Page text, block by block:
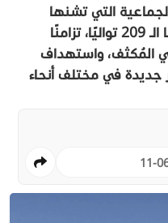
التي تشنها
"إسرائيل" على قطاع غزة يومها الـ 209 تواليًا، تزامنًا
المُكثف، واستهداف
جديدة في مختلف أنحاء
11-